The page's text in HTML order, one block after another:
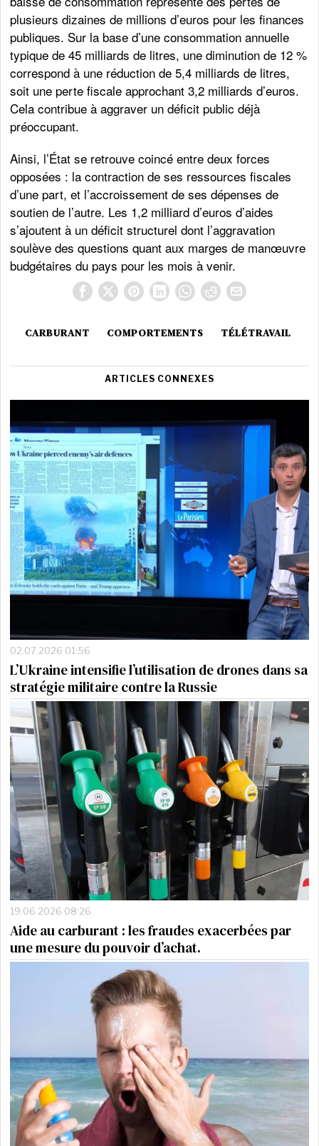
plusieurs dizaines de millions d’euros pour les finances
publiques. Sur la base d’une consommation annuelle
typique de 45 milliards de litres, une diminution de 12 %
correspond à une réduction de 5,4 milliards de litres,
soit une perte fiscale approchant 3,2 milliards d’euros.
Cela contribue à aggraver un déficit public déjà
préoccupant.
Ainsi, l’État se retrouve coincé entre deux forces
opposées : la contraction de ses ressources fiscales
d’une part, et l’accroissement de ses dépenses de
soutien de l’autre. Les 1,2 milliard d’euros d’aides
s’ajoutent à un déficit structurel dont l’aggravation
soulève des questions quant aux marges de manœuvre
budgétaires du pays pour les mois à venir.
CARBURANT COMPORTEMENTS TÉLÉTRAVAIL
ARTICLES CONNEXES
02.07.2026 01:56
L’Ukraine intensifie l’utilisation de drones dans sa
stratégie militaire contre la Russie
19.06.2026 08:26
Aide au carburant : les fraudes exacerbées par
une mesure du pouvoir d’achat.